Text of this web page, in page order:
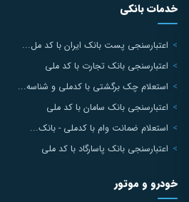
خدمات بانکی
اعتبارسنجی پست بانک ایران با کد مل...
اعتبارسنجی بانک تجارت با کد ملی
استعلام چک برگشتی با کدملی و شناسه...
اعتبارسنجی بانک سامان با کد ملی
استعلام ضمانت وام با کدملی - بانک...
اعتبارسنجی بانک پاسارگاد با کد ملی
خودرو و موتور